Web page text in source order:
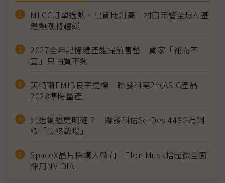
MLCC訂單過熱、出貨比創高 村田示警全球AI基
建熱潮將趨緩
2027全年記憶體產能提前售罄 買家「祕而不
宣」只怕買不夠
英特爾EMIB良率達標 聯發科第2代ASIC產品
2028準時量產
光進銅退更明確？ 聯發科估SerDes 448G為銅
線「最終戰場」
SpaceX晶片採購大轉向 Elon Musk捨超微全面
採用NVIDIA